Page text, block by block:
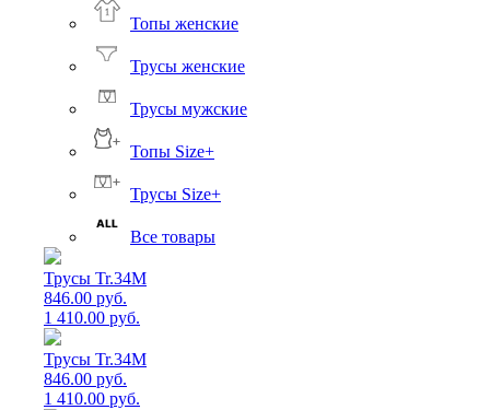
Топы женские
Трусы женские
Трусы мужские
Топы Size+
Трусы Size+
Все товары
Трусы Tr.34M
846.00 руб.
1 410.00 руб.
Трусы Tr.34M
846.00 руб.
1 410.00 руб.